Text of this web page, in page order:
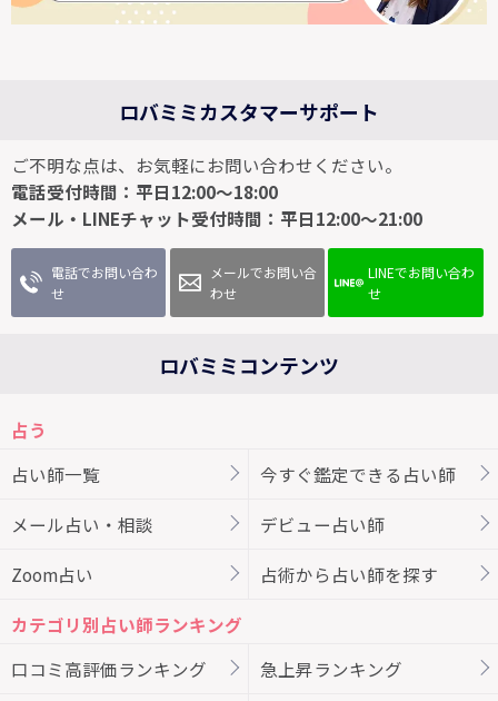
ロバミミカスタマーサポート
ご不明な点は、お気軽にお問い合わせください。
電話受付時間：平日12:00～18:00
メール・LINEチャット受付時間：平日12:00～21:00
電話でお問い合わ
せ
メールでお問い合
わせ
LINEでお問い合わ
せ
ロバミミコンテンツ
占う
占い師一覧
今すぐ鑑定できる占い師
メール占い・相談 デビュー占い師
Zoom占い 占術から占い師を探す
カテゴリ別占い師ランキング
口コミ高評価ランキング
急上昇ランキング